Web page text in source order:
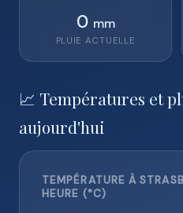
0 mm
PLUIE ACTUELLE
📈 Températures et
aujourd'hui
TEMPÉRATURE À
HEURE (°C)